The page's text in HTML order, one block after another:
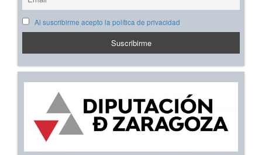
Al suscribirme acepto la política de privacidad